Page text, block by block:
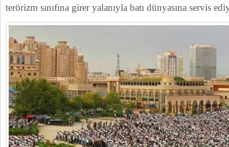
terörizm sınıfına girer yalanıyla batı dünyasına servis